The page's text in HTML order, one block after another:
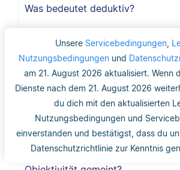
Unsere Servicebedingungen,
Nutzungsbedingungen und
am 21. August 2026 aktualisiert. Wenn
Dienste nach dem 21. August 2026
du dich mit den aktualisierten
Nutzungsbedingungen und
einverstanden und bestätigst, dass du
Datenschutzrichtlinie zur Kenntnis
Was bedeutet deduktiv?
Was ist Validität?
Was ist interne Validität?
Was versteht man unter Validität?
Was ist die Reliabilität?
Was ist mit dem Gütekriterium der